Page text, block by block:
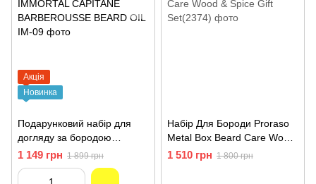
Акція
Новинка
Подарунковий набір для
догляду за бородою
IMMORTAL CAPITANE
BARBEROUSSE BEARD OIL
1 149 грн 1 899 грн
Набір Для Бороди Proraso
Metal Box Beard Care Wood
& Spice Gift Set(2374)
1 510 грн 1 800 грн